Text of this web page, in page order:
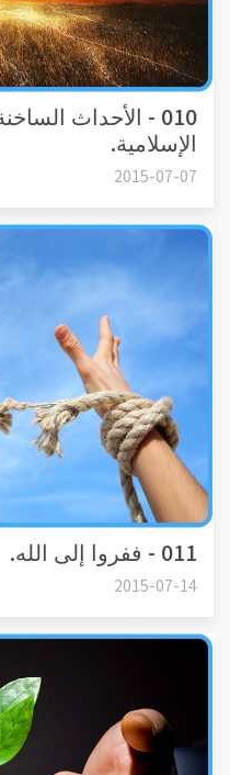
010 - الأحداث
الإسلامية.
2015-07-07
011 - ففروا إلى الله.
2015-07-14